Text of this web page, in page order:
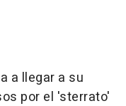
a llegar a su
por el 'sterrato'